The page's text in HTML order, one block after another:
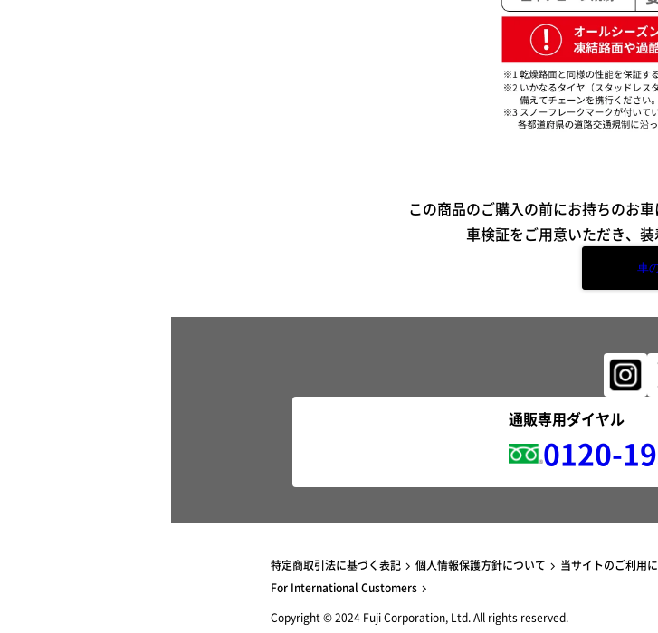
この商品のご購入の前にお持ちのお
車検証をご用意いただき、
車
通販専用ダイヤル
0120-
特定商取引法に基づく表記 個人情報保護方針について 当サイトのご利用
For International Customers
Copyright © 2024 Fuji Corporation, Ltd. All rights reserved.